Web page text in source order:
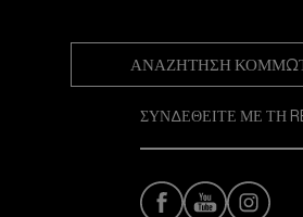
ΑΝΑΖΉΤΗΣΗ
ΣΥΝΔΕΘΕΙΤΕ ΜΕ ΤΗ